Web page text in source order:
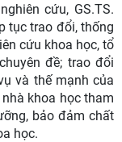
cứu, GS.TS.
tục trao đổi, thống
cứu khoa học, tổ
đề; trao đổi
và thế mạnh của
khoa học tham
bảo đảm chất
học.